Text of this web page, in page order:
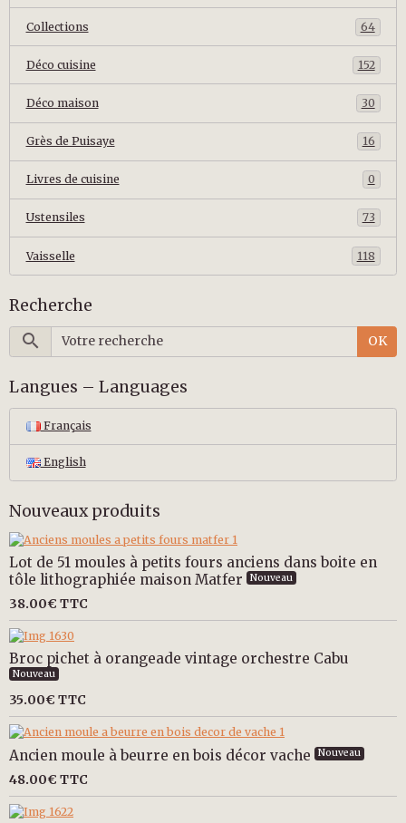
Collections 64
Déco cuisine 152
Déco maison 30
Grès de Puisaye 16
Livres de cuisine 0
Ustensiles 73
Vaisselle 118
Recherche
OK
Langues – Languages
Français
English
Nouveaux produits
Lot de 51 moules à petits fours anciens dans boite en
tôle lithographiée maison Matfer
Nouveau
38.00€ TTC
Broc pichet à orangeade vintage orchestre Cabu
Nouveau
35.00€ TTC
Ancien moule à beurre en bois décor vache Nouveau
48.00€ TTC